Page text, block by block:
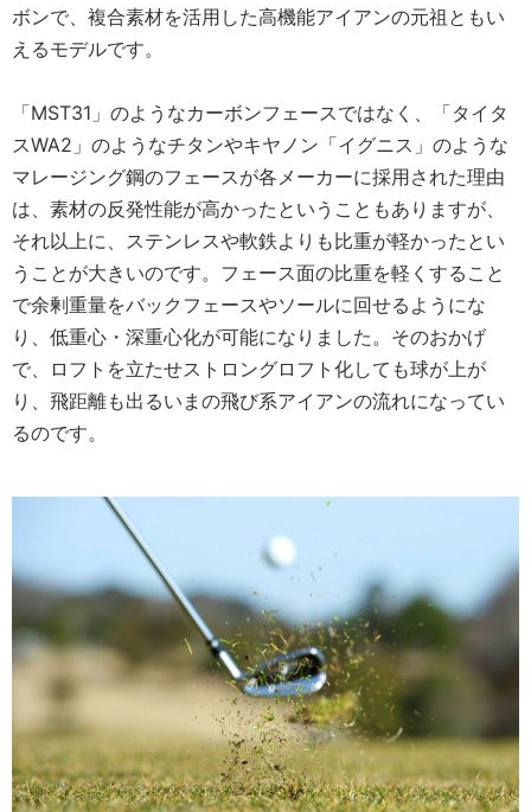
ボンで、複合素材を活用した高機能アイアンの元祖ともい
えるモデルです。
「MST31」のようなカーボンフェースではなく、「タイタ
スWA2」のようなチタンやキヤノン「イグニス」のような
マレージング鋼のフェースが各メーカーに採用された理由
は、素材の反発性能が高かったということもありますが、
それ以上に、ステンレスや軟鉄よりも比重が軽かったとい
うことが大きいのです。フェース面の比重を軽くすること
で余剰重量をバックフェースやソールに回せるようにな
り、低重心・深重心化が可能になりました。そのおかげ
で、ロフトを立たせストロングロフト化しても球が上が
り、飛距離も出るいまの飛び系アイアンの流れになってい
るのです。